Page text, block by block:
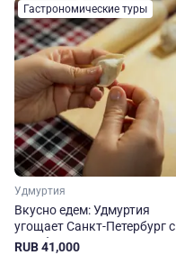
Гастрономические туры
Удмуртия
Вкусно едем: Удмуртия
угощает Санкт-Петербург с
октября по март
RUB 41,000